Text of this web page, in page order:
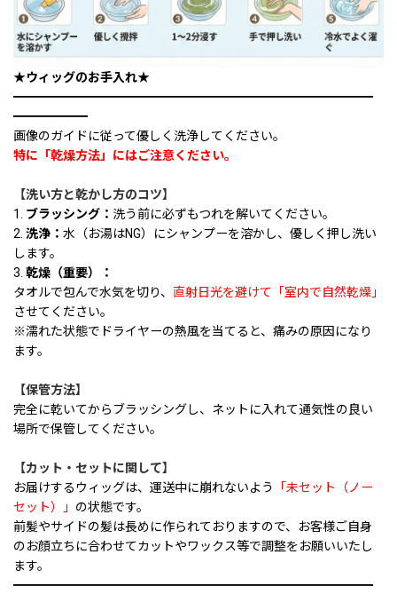
★ウィッグのお手入れ★
━━━━━━━━━━━━━━━━━━━━━━━━━━━━━
━━━━━━
画像のガイドに従って優しく洗浄してください。
特に「乾燥方法」にはご注意ください。
【洗い方と乾かし方のコツ】
1. ブラッシング： 洗う前に必ずもつれを解いてください。
2. 洗浄： 水（お湯はNG）にシャンプーを溶かし、優しく押し洗い
します。
3. 乾燥（重要）：
タオルで包んで水気を切り、 直射日光を避けて「室内で自然乾燥」
させてください。
※濡れた状態でドライヤーの熱風を当てると、痛みの原因になり
ます。
【保管方法】
完全に乾いてからブラッシングし、ネットに入れて通気性の良い
場所で保管してください。
【カット・セットに関して】
お届けするウィッグは、運送中に崩れないよう
「未セット（ノー
セット）」 の状態です。
前髪やサイドの髪は長めに作られておりますので、お客様ご自身
のお顔立ちに合わせてカットやワックス等で調整をお願いいたし
ます。
━━━━━━━━━━━━━━━━━━━━━━━━━━━━━